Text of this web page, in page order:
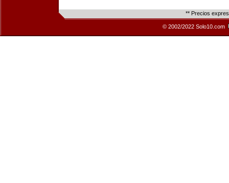
** Precios
© 2002/2022 Solo10.com